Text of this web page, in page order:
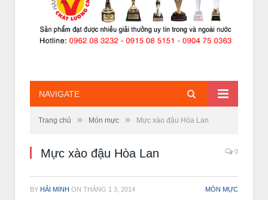
NAVIGATE
Trang chủ » Món mực » Mực xào đậu Hòa Lan
Mực xào đậu Hòa Lan 0
BY HẢI MINH ON THÁNG 1 3, 2014 MÓN MỰC